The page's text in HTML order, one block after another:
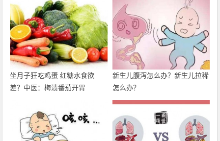
坐月子狂吃鸡蛋 红糖水食欲
差？中医：梅渍番茄开胃
新生儿腹泻怎么办？新生儿拉稀
怎么办？